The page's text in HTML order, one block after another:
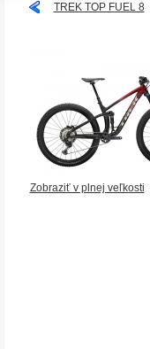
TREK TOP FUEL 8
Zobraziť v plnej veľkosti